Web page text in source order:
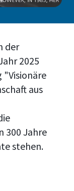
der
2025
"Visionäre
aus
300 Jahre
stehen.